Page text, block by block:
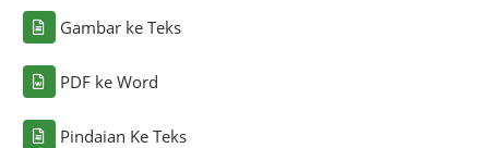
Gambar ke Teks
PDF ke Word
Pindaian Ke Teks